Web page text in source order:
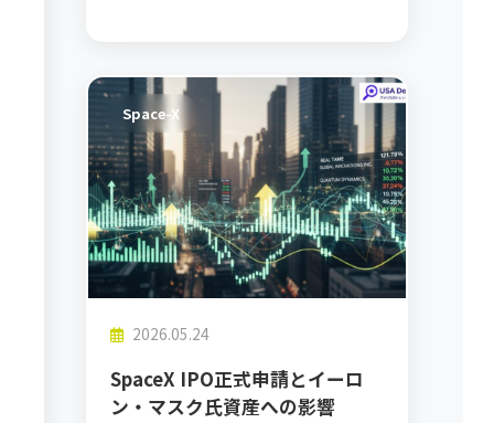
Space-X
2026.05.24
SpaceX IPO正式申請とイーロ
ン・マスク氏資産への影響